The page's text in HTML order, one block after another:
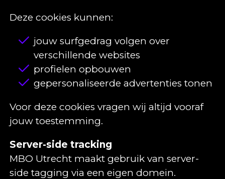
Deze cookies kunnen:
jouw surfgedrag volgen over
verschillende websites
profielen opbouwen
gepersonaliseerde advertenties tonen
Voor deze cookies vragen wij altijd vooraf
jouw toestemming.
Server-side tracking
MBO Utrecht maakt gebruik van server-
side tagging via een eigen domein.